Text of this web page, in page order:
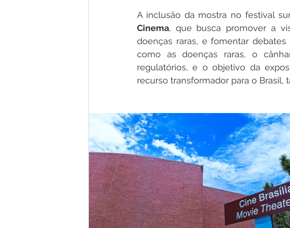
A inclusão da mostra no festival
Cinema, que busca promover a
doenças raras, e fomentar
como as doenças raras, o
regulatórios, e o objetivo da
recurso transformador para o